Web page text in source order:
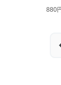
880